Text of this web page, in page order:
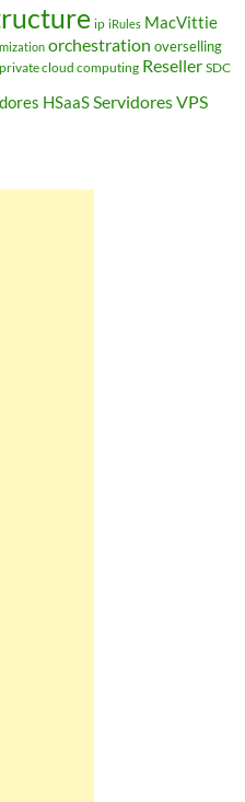
ip iRules MacVittie
orchestration overselling
private cloud computing Reseller SDC
HSaaSServidores VPS